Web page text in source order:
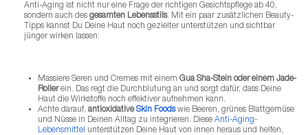
Anti-Aging ist nicht nur eine Frage der richtigen Gesichtspflege ab 40,
sondern auch des gesamten Lebensstils. Mit ein paar zusätzlichen Beauty-
Tipps kannst Du Deine Haut noch gezielter unterstützen und sichtbar
jünger wirken lassen:
Massiere Seren und Cremes mit einem Gua Sha-Stein oder einem Jade-
Rollerein. Das regt die Durchblutung an und sorgt dafür, dass Deine
Haut die Wirkstoffe noch effektiver aufnehmen kann.
Achte darauf, antioxidativeSkin Foodswie Beeren, grünes Blattgemüse
und Nüsse in Deinen Alltag zu integrieren. Diese Anti-Aging-
Lebensmittel
unterstützen Deine Haut von innen heraus und helfen,